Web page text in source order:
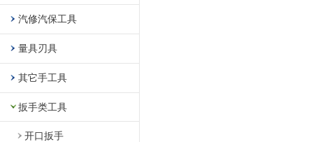
汽修汽保工具
量具刃具
其它手工具
扳手类工具
开口扳手